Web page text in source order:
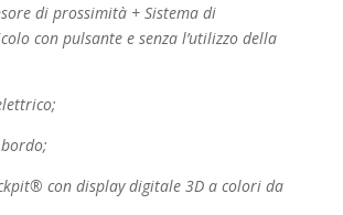
di prossimità + Sistema di
con pulsante esenza l’utilizzo della
con display digitale 3D a colori da